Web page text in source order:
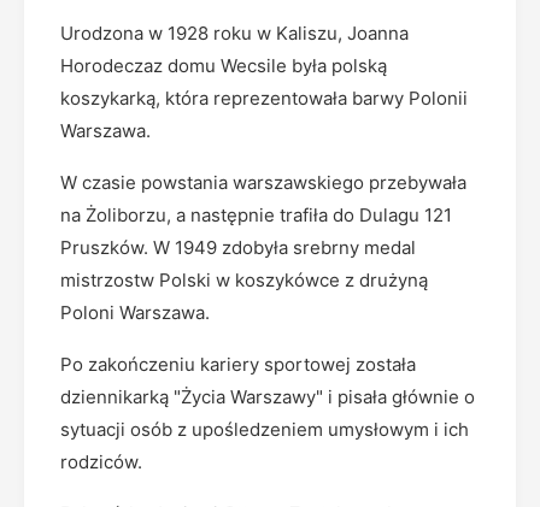
Urodzona w 1928 roku w Kaliszu, Joanna
Horodeczaz domu Wecsile była polską
koszykarką, która reprezentowała barwy Polonii
Warszawa.
W czasie powstania warszawskiego przebywała
na Żoliborzu, a następnie trafiła do Dulagu 121
Pruszków. W 1949 zdobyła srebrny medal
mistrzostw Polski w koszykówce z drużyną
Poloni Warszawa.
Po zakończeniu kariery sportowej została
dziennikarką "Życia Warszawy" i pisała głównie o
sytuacji osób z upośledzeniem umysłowym i ich
rodziców.